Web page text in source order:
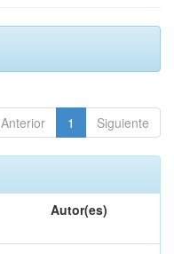
Anterior 1 Siguiente
Autor(es)